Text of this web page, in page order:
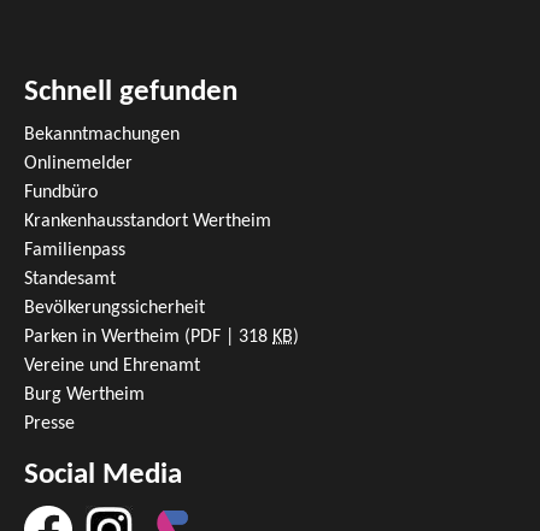
Schnell gefunden
Bekanntmachungen
Onlinemelder
Fundbüro
Krankenhausstandort Wertheim
Familienpass
Standesamt
Bevölkerungssicherheit
Parken in Wertheim (PDF | 318 KB)
Vereine und Ehrenamt
Burg Wertheim
Presse
Social Media